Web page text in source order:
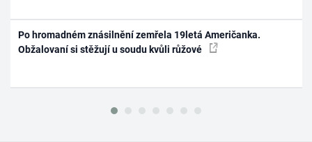
Po hromadném znásilnění zemřela 19letá Američanka.
Obžalovaní si stěžují u soudu kvůli růžové